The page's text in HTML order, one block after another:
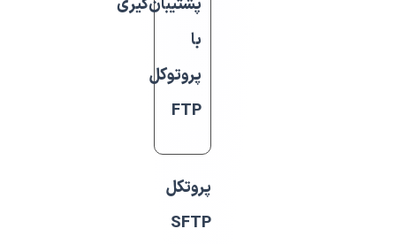
پشتیبان‌گیری
با
پروتوکل
FTP
پروتکل
SFTP